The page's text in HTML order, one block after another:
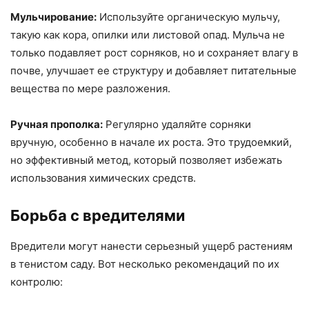
Мульчирование: Используйте органическую мульчу,
такую как кора, опилки или листовой опад. Мульча не
только подавляет рост сорняков, но и сохраняет влагу в
почве, улучшает ее структуру и добавляет питательные
вещества по мере разложения.
Ручная прополка: Регулярно удаляйте сорняки
вручную, особенно в начале их роста. Это трудоемкий,
но эффективный метод, который позволяет избежать
использования химических средств.
Борьба с вредителями
Вредители могут нанести серьезный ущерб растениям
в тенистом саду. Вот несколько рекомендаций по их
контролю: